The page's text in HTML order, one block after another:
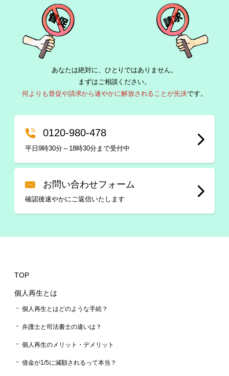
あなたは絶対に、ひとりではありません。
まずはご相談ください。
何よりも督促や請求から速やかに解放されることが先決です。
0120-980-478
平日9時30分～18時30分まで受付中
お問い合わせフォーム
確認後速やかにご返信いたします
TOP
個人再生とは
個人再生とはどのような手続？
弁護士と司法書士の違いは？
個人再生のメリット・デメリット
借金が1/5に減額されるって本当？